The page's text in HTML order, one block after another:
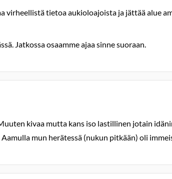
virheellistä tietoa aukioloajoista ja jättää alue
Jatkossa osaamme ajaa sinne suoraan.
kivaa mutta kans iso lastillinen jotain
mun herätessä (nukun pitkään) oli